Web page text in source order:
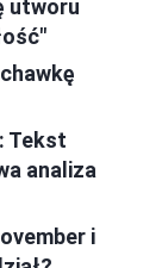
utworu
Tekst
analiza
i